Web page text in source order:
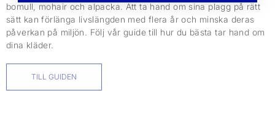
bomull, mohair och alpacka. Att ta hand om sina plagg på rätt
sätt kan förlänga livslängden med flera år och minska deras
påverkan på miljön. Följ vår guide till hur du bästa tar hand om
dina kläder.
TILL GUIDEN